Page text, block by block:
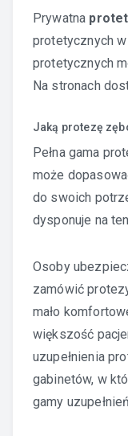
Prywatna
protetycznych
protetycznych
Na stronach
Jaką protezę
Pełna gama
może
do swoich
dysponuje na
Osoby
zamówić
mało
większość
uzupełnienia
gabinetów, w
gamy